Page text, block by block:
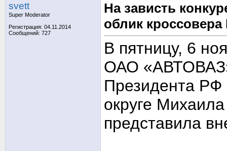
svett
Super Moderator
Регистрация: 04.11.2014
Сообщений: 727
На зависть
облик кроссовера
В пятницу, 6
ОАО «АВТОВАЗ»
Президента
округе
представила